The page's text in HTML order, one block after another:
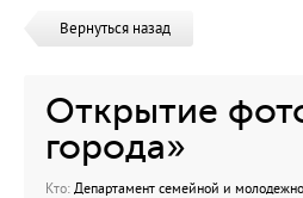
Вернуться назад
Открытие
города»
Кто: Департамент семейной и